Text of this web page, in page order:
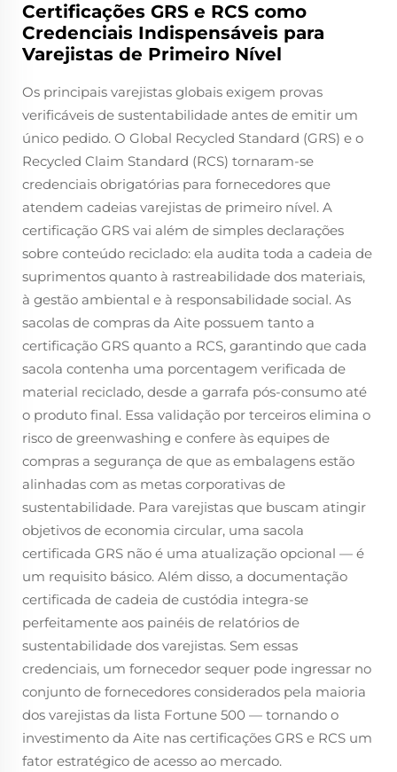
Certificações GRS e RCS como
Credenciais Indispensáveis para
Varejistas de Primeiro Nível
Os principais varejistas globais exigem provas
verificáveis de sustentabilidade antes de emitir um
único pedido. O Global Recycled Standard (GRS) e o
Recycled Claim Standard (RCS) tornaram-se
credenciais obrigatórias para fornecedores que
atendem cadeias varejistas de primeiro nível. A
certificação GRS vai além de simples declarações
sobre conteúdo reciclado: ela audita toda a cadeia de
suprimentos quanto à rastreabilidade dos materiais,
à gestão ambiental e à responsabilidade social. As
sacolas de compras da Aite possuem tanto a
certificação GRS quanto a RCS, garantindo que cada
sacola contenha uma porcentagem verificada de
material reciclado, desde a garrafa pós-consumo até
o produto final. Essa validação por terceiros elimina o
risco de greenwashing e confere às equipes de
compras a segurança de que as embalagens estão
alinhadas com as metas corporativas de
sustentabilidade. Para varejistas que buscam atingir
objetivos de economia circular, uma sacola
certificada GRS não é uma atualização opcional — é
um requisito básico. Além disso, a documentação
certificada de cadeia de custódia integra-se
perfeitamente aos painéis de relatórios de
sustentabilidade dos varejistas. Sem essas
credenciais, um fornecedor sequer pode ingressar no
conjunto de fornecedores considerados pela maioria
dos varejistas da lista Fortune 500 — tornando o
investimento da Aite nas certificações GRS e RCS um
fator estratégico de acesso ao mercado.